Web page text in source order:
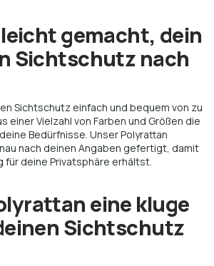
gemacht, dein
Sichtschutz nach
Sichtschutz einfach und bequem von zu
einer Vielzahl von Farben und Größen die
Bedürfnisse. Unser Polyrattan
nach deinen Angaben gefertigt, damit
für deine Privatsphäre erhältst.
eine kluge
Sichtschutz